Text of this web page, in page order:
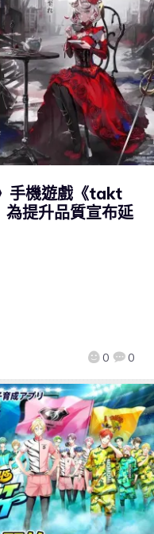
手機遊戲《takt
提升品質宣布延
0 0